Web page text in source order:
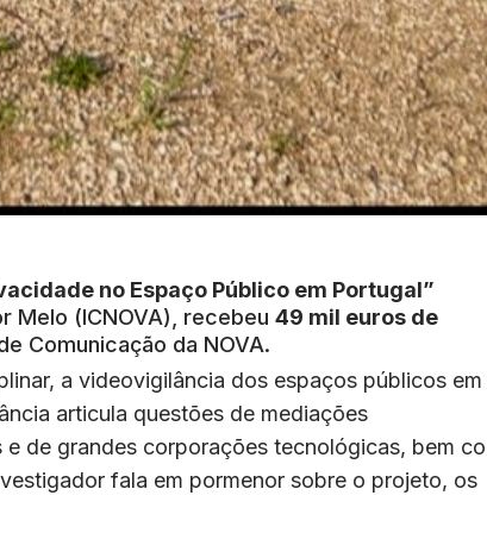
no Espaço Público em Portugal”
Melo (ICNOVA), recebeu 49 mil euros de
Comunicação da NOVA.
a videovigilância dos espaços públicos em
articula questões de mediações
de grandes corporações tecnológicas, bem
fala em pormenor sobre o projeto, os